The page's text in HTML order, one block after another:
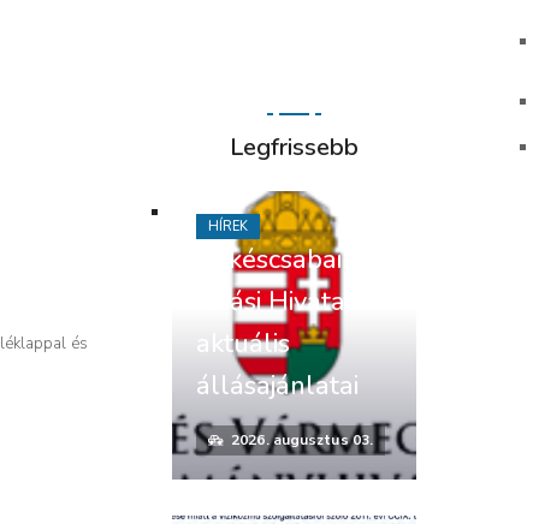
és
Legfrissebb
Békéscsabai
Járási Hivatal
aktuális
állásajánlatai
2026. augusztus 03.
HÍREK